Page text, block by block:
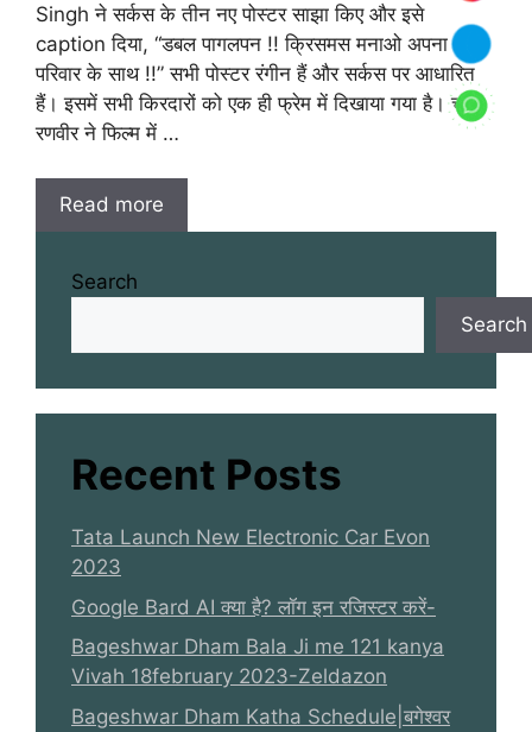
Singh ने सर्कस के तीन नए पोस्टर साझा किए और इसे
caption दिया, “डबल पागलपन !! क्रिसमस मनाओ अपना
परिवार के साथ !!” सभी पोस्टर रंगीन हैं और सर्कस पर आधारित
हैं। इसमें सभी किरदारों को एक ही फ्रेम में दिखाया गया है। चूंकि
रणवीर ने फिल्म में …
Read more
Search
Search
Recent Posts
Tata Launch New Electronic Car Evon
2023
Google Bard AI क्या है? लॉग इन रजिस्टर करें-
Bageshwar Dham Bala Ji me 121 kanya
Vivah 18february 2023-Zeldazon
Bageshwar Dham Katha Schedule|बगेश्वर